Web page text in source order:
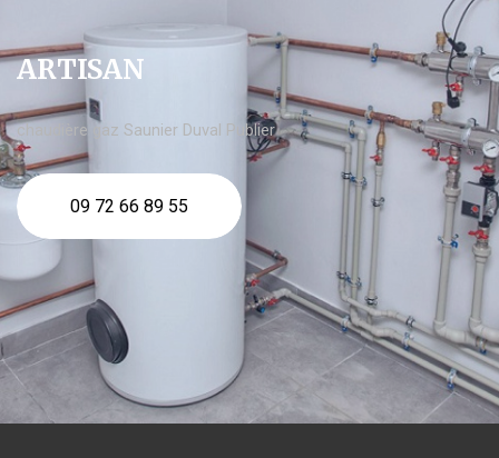
ARTISAN
chaudière gaz Saunier Duval Publier
09 72 66 89 55